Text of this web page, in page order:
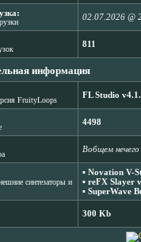
02.07.2026 @
811
информация
FruityLoops
FL Studio
4498
Вобщем
синтезаторы и
▪ Novation V-
▪ reFX Slayer
▪ SuperWave
300 Kb